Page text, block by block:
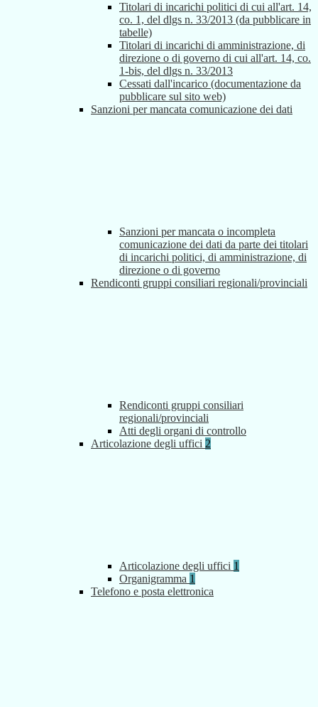
Titolari di incarichi politici di cui all'art. 14,
co. 1, del dlgs n. 33/2013 (da pubblicare in
tabelle)
Titolari di incarichi di amministrazione, di
direzione o di governo di cui all'art. 14, co.
1-bis, del dlgs n. 33/2013
Cessati dall'incarico (documentazione da
pubblicare sul sito web)
Sanzioni per mancata comunicazione dei dati
Sanzioni per mancata o incompleta
comunicazione dei dati da parte dei titolari
di incarichi politici, di amministrazione, di
direzione o di governo
Rendiconti gruppi consiliari regionali/provinciali
Rendiconti gruppi consiliari
regionali/provinciali
Atti degli organi di controllo
Articolazione degli uffici 2
Articolazione degli uffici 1
Organigramma 1
Telefono e posta elettronica